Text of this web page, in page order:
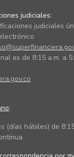
judiciales:
judiciales
es de 8:15 a.m. a
:
(días hábiles) de